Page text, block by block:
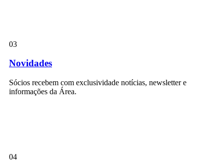
03
Novidades
Sócios recebem com exclusividade notícias, newsletter e
informações da Área.
04